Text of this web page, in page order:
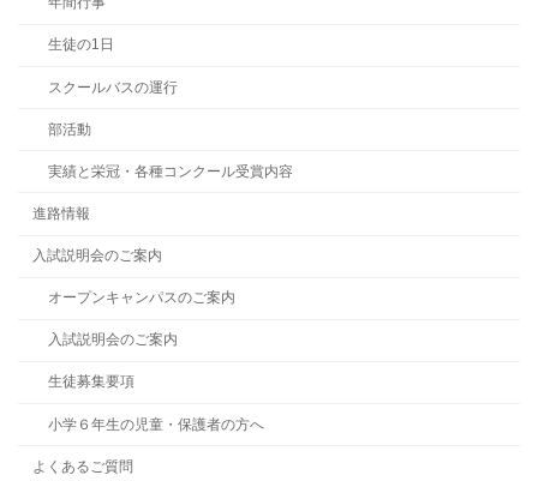
生徒の1日
スクールバスの運行
部活動
実績と栄冠・各種コンクール受賞内容
進路情報
入試説明会のご案内
オープンキャンパスのご案内
入試説明会のご案内
生徒募集要項
小学６年生の児童・保護者の方へ
よくあるご質問